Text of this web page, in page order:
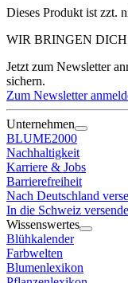
Dieses Produkt ist zzt.
WIR BRINGEN
Jetzt zum Newsletter
sichern.
Zum Newsletter
Unternehmen
BLUME2000
Nachhaltigkeit
Karriere & Jobs
Barrierefreiheit
Nach Deutschland
In die Schweiz
Wissenswertes
Blühkalender
Farbwelten
Blumenlexikon